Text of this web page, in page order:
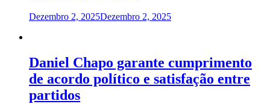
Dezembro 2, 2025Dezembro 2, 2025
Daniel Chapo garante cumprimento
de acordo político e satisfação entre
partidos